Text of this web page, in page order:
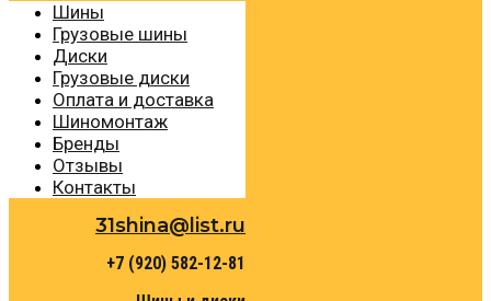
Шины
Грузовые шины
Диски
Грузовые диски
Оплата и доставка
Шиномонтаж
Бренды
Отзывы
Контакты
31shina@list.ru
+7 (920) 582-12-81